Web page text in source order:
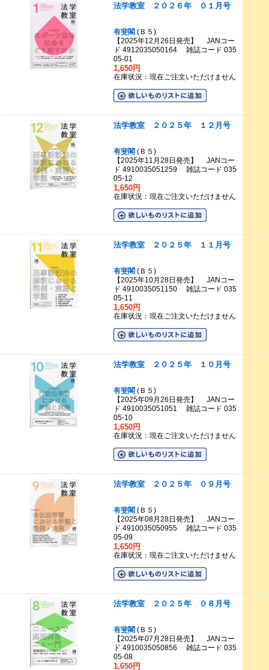
法学教室 ２０２６年 ０１月号
有斐閣 (Ｂ５)
【2025年12月26日発売】 JANコー
ド 4912035050164 雑誌コード 035
05-01
1,650円
在庫状況：現在ご注文いただけません
法学教室 ２０２５年 １２月号
有斐閣 (Ｂ５)
【2025年11月28日発売】 JANコー
ド 4910035051259 雑誌コード 035
05-12
1,650円
在庫状況：現在ご注文いただけません
法学教室 ２０２５年 １１月号
有斐閣 (Ｂ５)
【2025年10月28日発売】 JANコー
ド 4910035051150 雑誌コード 035
05-11
1,650円
在庫状況：現在ご注文いただけません
法学教室 ２０２５年 １０月号
有斐閣 (Ｂ５)
【2025年09月26日発売】 JANコー
ド 4910035051051 雑誌コード 035
05-10
1,650円
在庫状況：現在ご注文いただけません
法学教室 ２０２５年 ０９月号
有斐閣 (Ｂ５)
【2025年08月28日発売】 JANコー
ド 4910035050955 雑誌コード 035
05-09
1,650円
在庫状況：現在ご注文いただけません
法学教室 ２０２５年 ０８月号
有斐閣 (Ｂ５)
【2025年07月28日発売】 JANコー
ド 4910035050856 雑誌コード 035
05-08
1,650円